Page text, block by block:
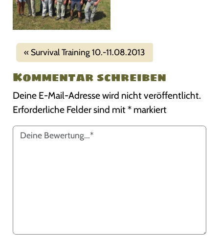
Survival Training 10.-11.08.2013
Kommentar schreiben
Deine E-Mail-Adresse wird nicht veröffentlicht.
Erforderliche Felder sind mit* markiert